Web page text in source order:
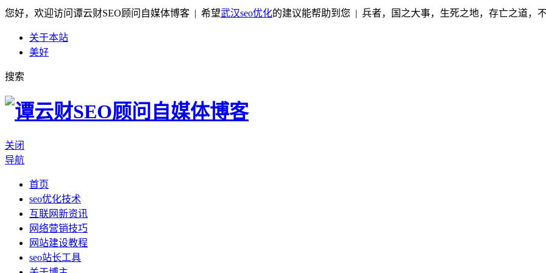
您好，欢迎访问谭云财SEO顾问自媒体博客 | 希望武汉seo优化的建议能帮助到您 | 兵者，国之大事，生死之地，存亡之道，
关于本站
美好
搜索
关闭
导航
首页
seo优化技术
互联网新资讯
网络营销技巧
网站建设教程
seo站长工具